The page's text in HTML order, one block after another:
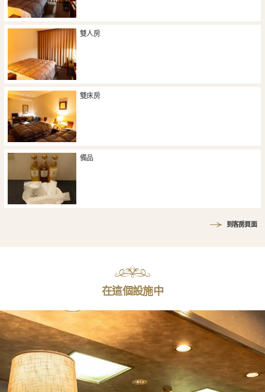
雙人房
雙床房
備品
到客房頁面
在這個設施中